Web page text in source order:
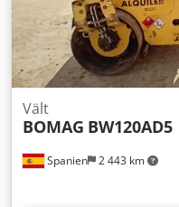
Spanien 2 443 km
Vält
BOMAG BW120AD5